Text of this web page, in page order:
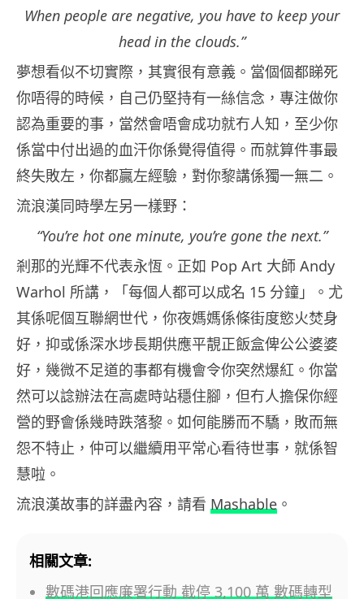
When people are negative, you have to keep your
head in the clouds.”
夢想看似不切實際，其實很有意義。當個個都睇死
你唔得的時候，自己仍堅持有一絲信念，專注做你
認為重要的事，當然會唔會成功就冇人知，至少你
係當中付出過的血汗你係覺得值得。而就算件事最
終失敗左，你都贏左經驗，對你黎講係獨一無二。
流浪漢同時學左另一樣野：
“You’re hot one minute, you’re gone the next.”
剎那的光輝不代表永恆。正如 Pop Art 大師 Andy
Warhol 所講，「每個人都可以成名 15 分鐘」。尤
其係呢個互聯網世代，你夜媽媽係條街度慾火焚身
好，抑或係深水埗長期供應平靚正飯盒俾公公婆婆
好，幾微不足道的事都有機會令你突然爆紅。你當
然可以諗辦法在高處時站穩住腳，但冇人擔保你經
營的野會係幾時跌落黎。如何能勝而不驕，敗而無
怨不特止，仲可以繼續用平常心看待世事，就係智
慧啦。
流浪漢故事的詳盡內容，請看 Mashable 。
相關文章:
數碼港回應廉署行動 截停 3,100 萬 數碼轉型